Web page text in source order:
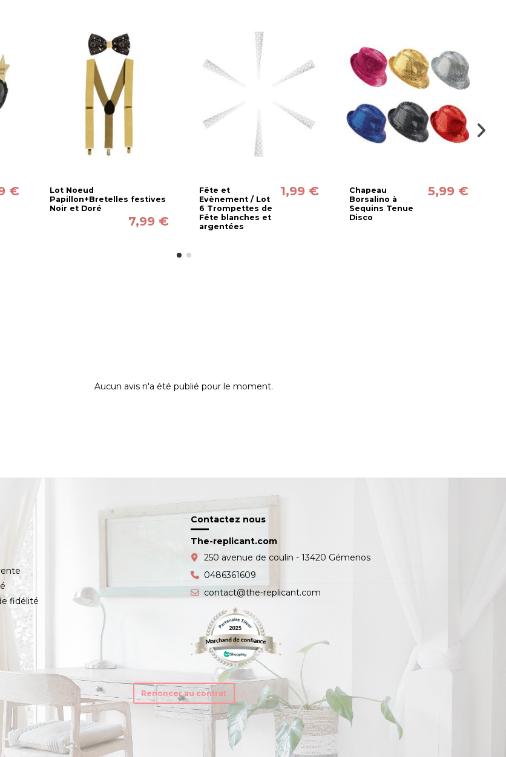
€
Lot Noeud
Papillon+Bretelles festives
Noir et Doré
7,99 €
Fête et
Evènement / Lot
6 Trompettes de
Fête blanches et
argentées
1,99 €
Chapeau
Borsalino à
Sequins Tenue
Disco
5,99 €
Aucun avis n'a été publié pour le moment.
fidélité
Contactez nous
The-replicant.com
250 avenue de coulin - 13420 Gémenos
0486361609
contact@the-replicant.com
Renoncer au contrat